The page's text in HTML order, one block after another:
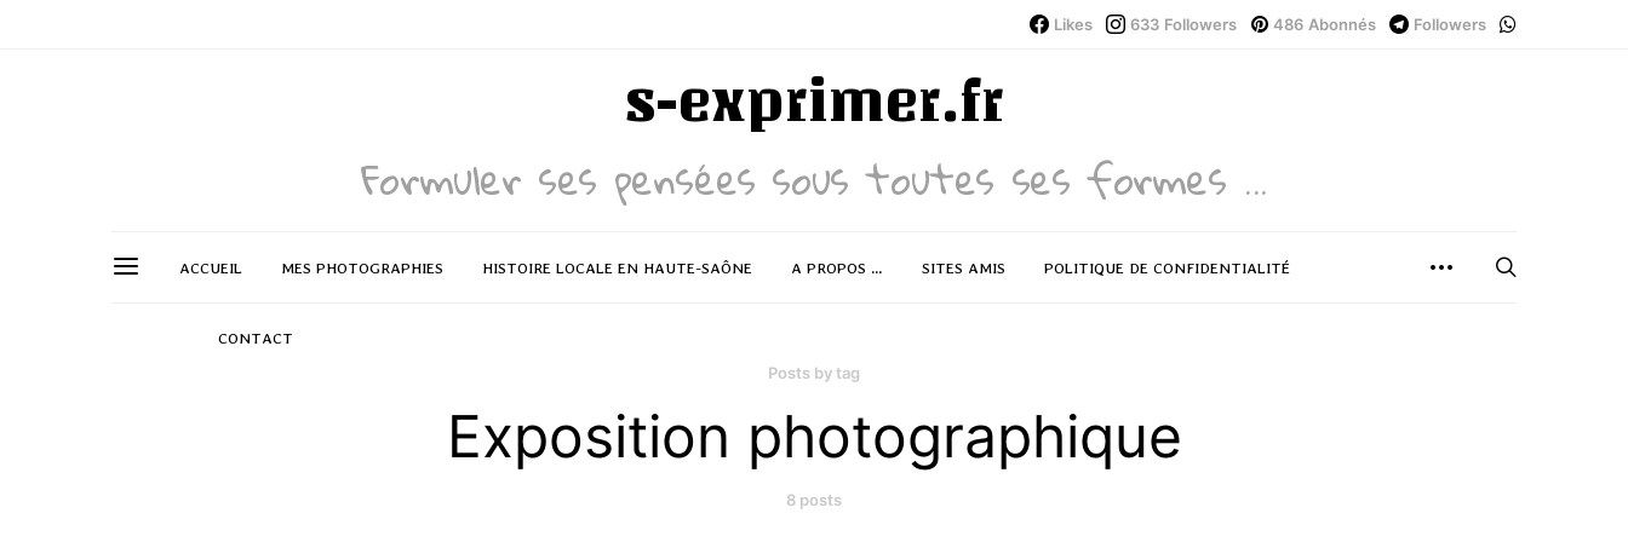
Likes 633 Followers 486 Abonnés Followers
s-exprimer.fr
Formuler ses pensées sous toutes ses formes ...
ACCUEIL MES PHOTOGRAPHIES HISTOIRE LOCALE EN HAUTE-SAÔNE A PROPOS … SITES AMIS POLITIQUE DE CONFIDENTIALITÉ
CONTACT
Posts by tag
Exposition photographique
8 posts